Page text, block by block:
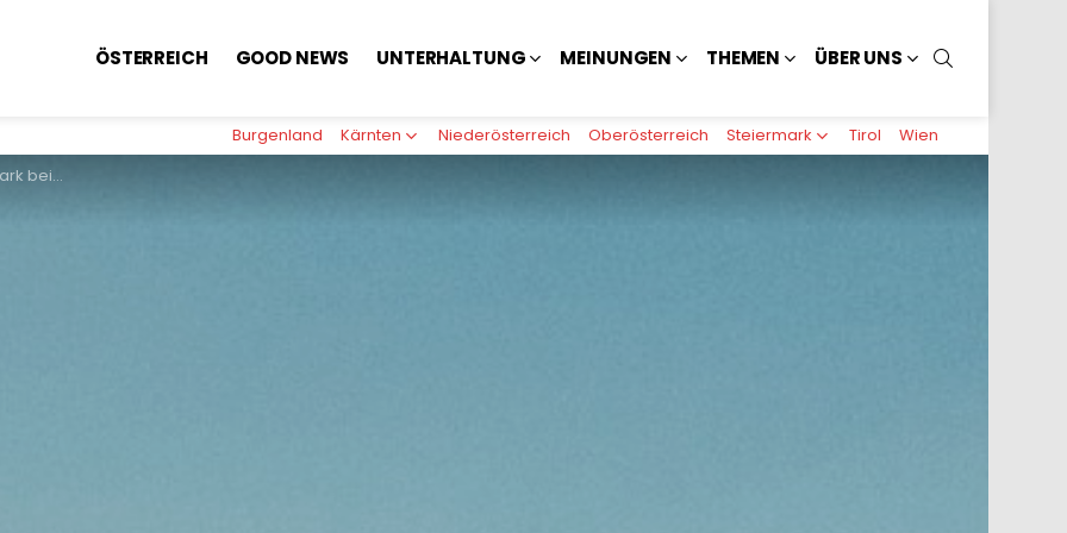
ÖSTERREICH GOOD NEWS UNTERHALTUNG MEINUNGEN THEMEN ÜBER UNS
Burgenland Kärnten Niederösterreich Oberösterreich Steiermark Tirol
Wien
in Österreich